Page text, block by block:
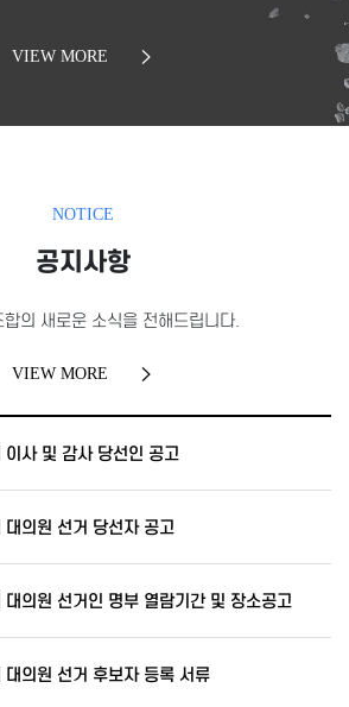
VIEW MORE
NOTICE
공지사항
합의 새로운 소식을 전해드립니다.
VIEW MORE
사 및 감사 당선인 공고
의원 선거 당선자 공고
의원 선거인 명부 열람기간 및 장소공고
의원 선거 후보자 등록 서류